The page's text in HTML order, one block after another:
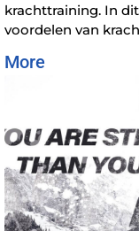
krachttraining. In
voordelen van
More